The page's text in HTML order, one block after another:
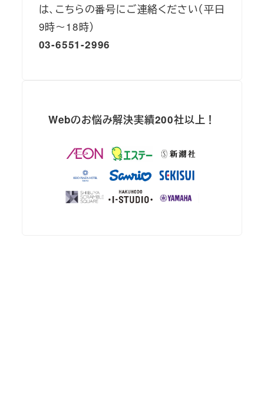
は、こちらの番号にご連絡ください（平日
9時～18時）
03-6551-2996
Webのお悩み解決実績200社以上！